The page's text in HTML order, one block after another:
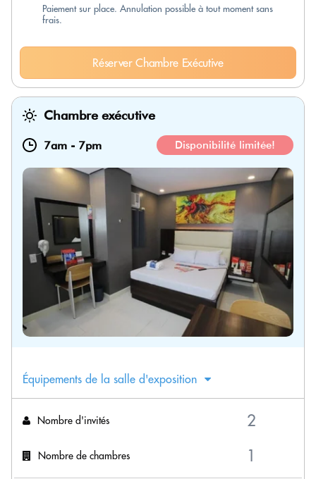
Paiement sur place. Annulation possible à tout moment sans
frais.
Réserver Chambre Exécutive
Chambre exécutive
7am - 7pm Disponibilité limitée!
Équipements de la salle d'exposition
Nombre d'invités
Nombre de chambres